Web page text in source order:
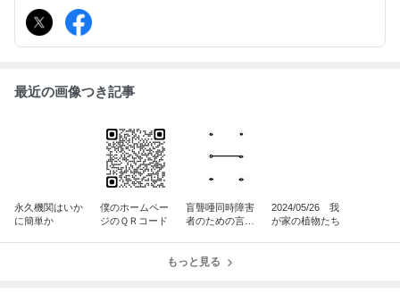
最近の画像つき記事
永久機関はいか
に簡単か
僕のホームペー
ジのＱＲコード
盲聾唖同時障害
者のための言語
2024/05/26 我
が家の植物たち
もっと見る